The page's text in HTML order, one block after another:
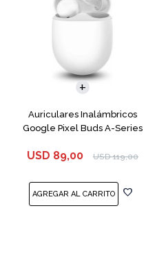
Auriculares Inalámbricos
Google Pixel Buds A-Series
USD 89,00 USD 119,00